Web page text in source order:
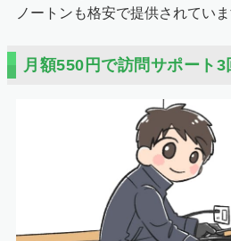
ノートンも格安で提供されていま
月額550円で訪問サポート3